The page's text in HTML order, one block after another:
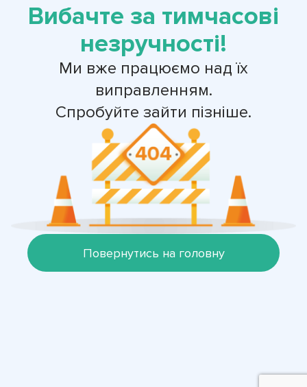
Вибачте за тимчасові
незручності!
Ми вже працюємо над їх
виправленням.
Спробуйте зайти пізніше.
Повернутись на головну